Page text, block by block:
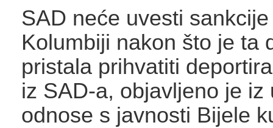
SAD neće uvesti
Kolumbiji nakon što je ta
pristala prihvatiti
iz SAD-a, objavljeno je iz
odnose s javnosti Bijele